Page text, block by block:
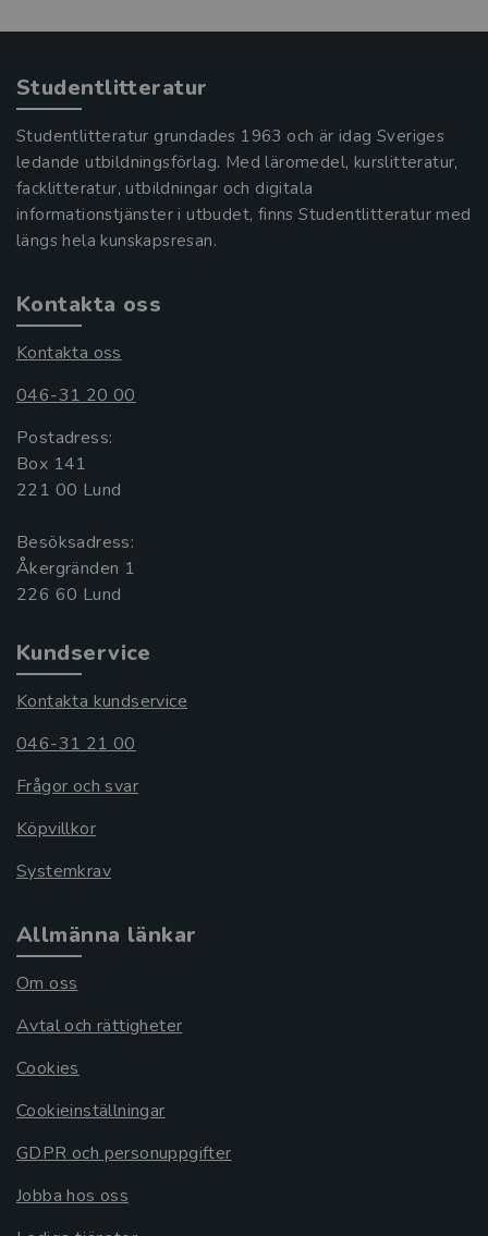
Studentlitteratur
Studentlitteratur grundades 1963 och är idag Sveriges
ledande utbildningsförlag. Med läromedel, kurslitteratur,
facklitteratur, utbildningar och digitala
informationstjänster i utbudet, finns Studentlitteratur med
längs hela kunskapsresan.
Kontakta oss
Kontakta oss
046-31 20 00
Postadress:
Box 141
221 00 Lund
Besöksadress:
Åkergränden 1
Kundservice
Kontakta kundservice
046-31 21 00
Frågor och svar
Köpvillkor
Systemkrav
Allmänna länkar
Om oss
Avtal och rättigheter
Cookies
Cookieinställningar
GDPR och personuppgifter
Jobba hos oss